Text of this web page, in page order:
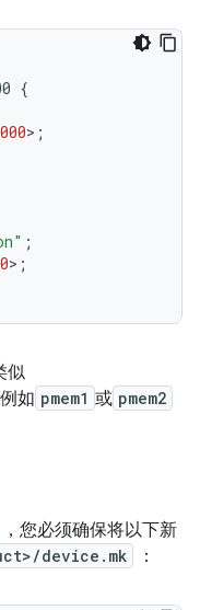
{
>;
;
>;
似
如 pmem1 或 pmem2
，您必须确保将以下新
device.mk ：